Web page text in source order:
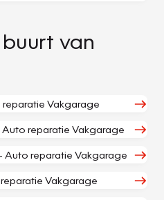
van
Vakgarage
reparatie Vakgarage
Auto reparatie Vakgarage
Vakgarage